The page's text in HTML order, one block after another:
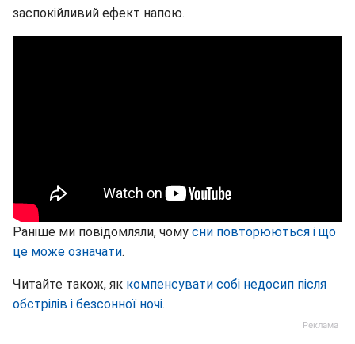
заспокійливий ефект напою.
Раніше ми повідомляли, чому сни повторюються і що
це може означати.
Читайте також, як компенсувати собі недосип після
обстрілів і безсонної ночі.